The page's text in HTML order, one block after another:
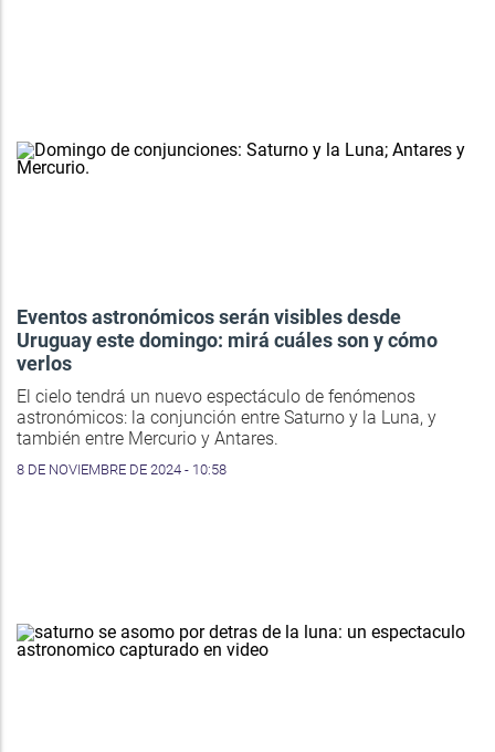
Eventos astronómicos serán visibles desde
Uruguay este domingo: mirá cuáles son y cómo
verlos
El cielo tendrá un nuevo espectáculo de fenómenos
astronómicos: la conjunción entre Saturno y la Luna, y
también entre Mercurio y Antares.
8 DE NOVIEMBRE DE 2024 - 10:58